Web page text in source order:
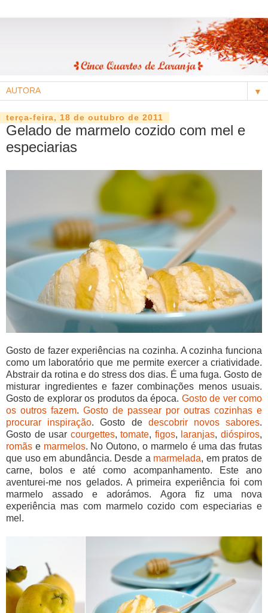
▼
terça-feira, 18 de outubro de 2011
Gelado de marmelo cozido com mel e
especiarias
Gosto de fazer experiências na cozinha. A cozinha funciona
como um laboratório que me permite exercer a criatividade.
Abstrair da rotina e do stress dos dias. É uma fuga. Gosto de
misturar ingredientes e fazer combinações menos usuais.
Gosto de explorar os produtos da época. Gosto de ver como
os outros fazem. Gosto de passear por outras cozinhas e
procurar
inspiração. Gosto de descobrir novos sabores.
Gosto de usar courgettes,tomate, figos, laranjas,dióspiros,
romãs e marmelos. No Outono, o marmelo é uma das frutas
que uso em abundância. Desde a marmelada, em pratos de
carne, bolos e até como acompanhamento. Este ano
aventurei-me nos gelados. A primeira experiência foi com
marmelo assado e adorámos. Agora fiz uma nova
experiência mas com marmelo cozido com especiarias e
mel.